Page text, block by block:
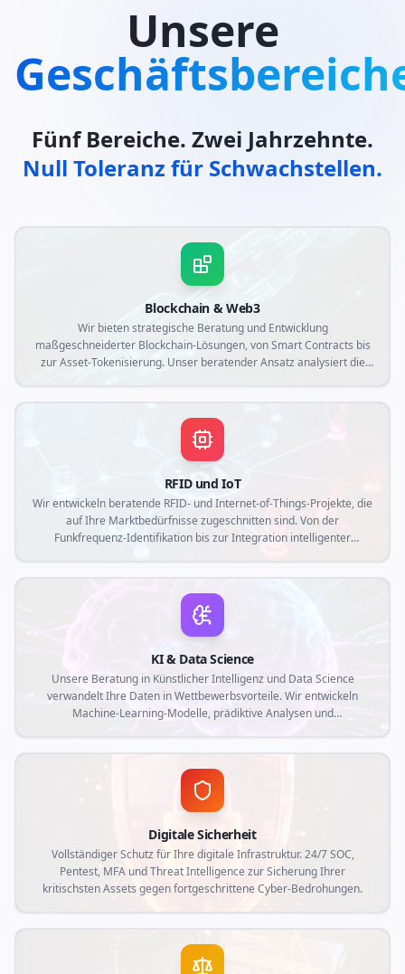
Unsere
Fünf Bereiche. Zwei Jahrzehnte.
Null Toleranz für Schwachstellen.
Blockchain & Web3
Wir bieten strategische Beratung und Entwicklung
maßgeschneiderter Blockchain-Lösungen, von Smart Contracts bis
zur Asset-Tokenisierung. Unser beratender Ansatz analysiert die
RFID und IoT
Wir entwickeln beratende RFID- und Internet-of-Things-Projekte, die
auf Ihre Marktbedürfnisse zugeschnitten sind. Von der
Funkfrequenz-Identifikation bis zur Integration intelligenter
KI & Data Science
Unsere Beratung in Künstlicher Intelligenz und Data Science
verwandelt Ihre Daten in Wettbewerbsvorteile. Wir entwickeln
Machine-Learning-Modelle, prädiktive Analysen und
Digitale Sicherheit
Vollständiger Schutz für Ihre digitale Infrastruktur. 24/7 SOC,
Pentest, MFA und Threat Intelligence zur Sicherung Ihrer
kritischsten Assets gegen fortgeschrittene Cyber-Bedrohungen.